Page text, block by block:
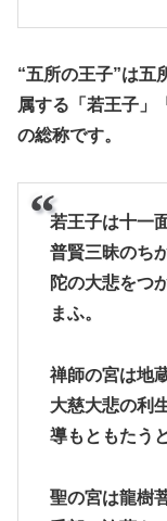
“五所の王子”は五
属する「若王子」
の総称です。
若王子は十一
普賢三昧のち
陀の大悲をつ
まふ。
禅師の宮は地
大慈大悲の利
導もともたう
聖の宮は龍樹